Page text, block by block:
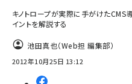
キノトロープが実際に手がけたCMS
イントを解説する
池田真也（Web担 編集部）
2012年10月25日 13:12